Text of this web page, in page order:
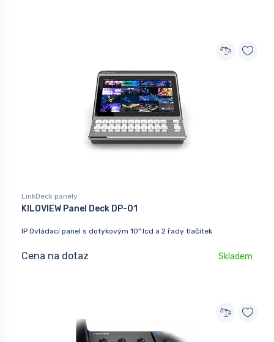
LinkDeck panely
KILOVIEW Panel Deck DP-01
IP Ovládací panel s dotykovým 10" lcd a 2 řady tlačítek
Cena na dotaz Skladem